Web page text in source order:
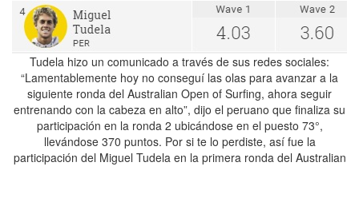
Tudela hizo un comunicado a través de sus redes sociales:
“Lamentablemente hoy no conseguí las olas para avanzar a la
siguiente ronda del Australian Open of Surfing, ahora seguir
entrenando con la cabeza en alto”, dijo el peruano que finaliza su
participación en la ronda 2 ubicándose en el puesto 73°,
llevándose 370 puntos. Por si te lo perdiste, así fue la
participación del Miguel Tudela en la primera ronda del Australian